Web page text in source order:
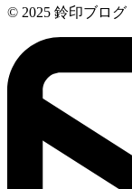
© 2025 鈴印ブログ